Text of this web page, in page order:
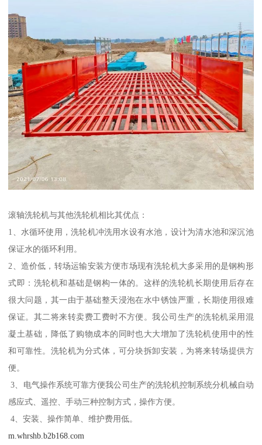
滚轴洗轮机与其他洗轮机相比其优点：
1、水循环使用，洗轮机冲洗用水设有水池，设计为清水池和深沉池
保证水的循环利用。
2、造价低，转场运输安装方便市场现有洗轮机大多采用的是钢构形
式即：洗轮机和基础是钢构一体的。这样的洗轮机长期使用后存在
很大问题，其一由于基础整天浸泡在水中锈蚀严重，长期使用很难
保证。其二将来转卖费工费时不方便。我公司生产的洗轮机采用混
凝土基础，降低了购物成本的同时也大大增加了洗轮机使用中的性
和可靠性。洗轮机为分式体，可分块拆卸安装，为将来转场提供方
便。
3、电气操作系统可靠方便我公司生产的洗轮机控制系统分机械自动
感应式、遥控、手动三种控制方式，操作方便。
4、安装、操作简单、维护费用低。
m.whrshb.b2b168.com